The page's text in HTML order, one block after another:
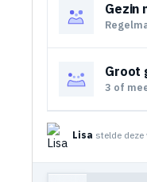
Gezin
Groot
3 of
Lisa stelde